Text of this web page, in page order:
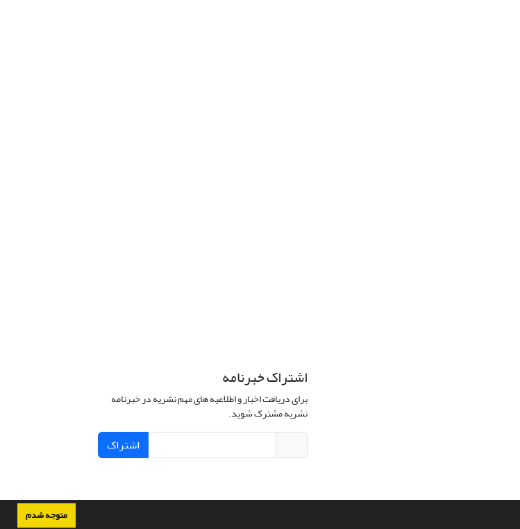
متوجه شدم
اشتراک خبرنامه
برای دریافت اخبار و اطلاعیه های مهم نشریه در خبرنامه
نشریه مشترک شوید.
اشتراک